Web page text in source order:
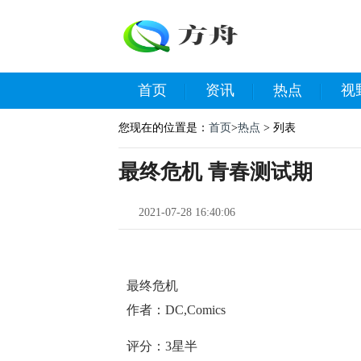
首页 资讯 热点 视
您现在的位置是： 首页>热点 > 列表
最终危机 青春测试期
2021-07-28 16:40:06
最终危机
作者：DC,Comics
评分：3星半